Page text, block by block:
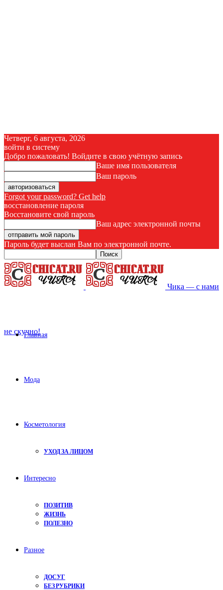
Четверг, 6 августа, 2026
войти в систему
Добро пожаловать! Войдите в свою учётную запись
Ваше имя пользователя
Ваш пароль
Forgot your password? Get help
восстановление пароля
Восстановите свой пароль
Ваш адрес электронной почты
Пароль будет выслан Вам по электронной почте.
Чика — с нами
не скучно!
Главная
Мода
Косметология
УХОД ЗА ЛИЦОМ
Интересно
ПОЗИТИВ
ЖИЗНЬ
ПОЛЕЗНО
Разное
ДОСУГ
БЕЗ РУБРИКИ